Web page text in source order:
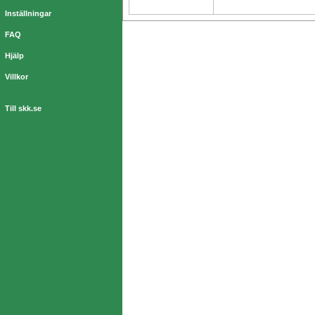
Inställningar
FAQ
Hjälp
Villkor
Till skk.se